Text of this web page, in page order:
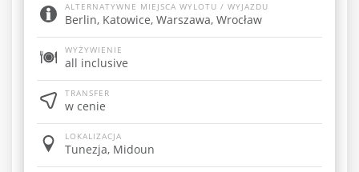
ALTERNATYWNE MIEJSCA WYLOTU / WYJAZDU
Berlin, Katowice, Warszawa, Wrocław
WYŻYWIENIE
all inclusive
TRANSFER
w cenie
LOKALIZACJA
Tunezja, Midoun